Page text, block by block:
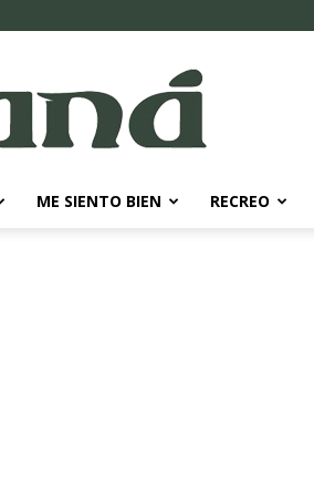
ME SIENTO BIEN RECREO